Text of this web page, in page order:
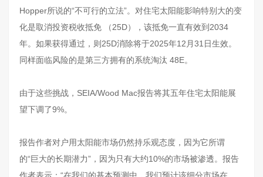
Hopper所说的“不可行的立法”。对住宅太阳能影响特别大的变
化是取消投资税收抵免 （25D），该抵免一直有效到2034
年。如果获得通过，则25D消除将于2025年12月31日生效。
同样面临风险的是第三方拥有的系统淘汰 48E。
由于这些挑战，SEIA/Wood Mac报告将其五年住宅太阳能展
望下调了9%。
报告作者对户用太阳能市场仍然持乐观态度，因为它所谓
的“巨大的长期潜力”，因为只有大约10%的市场被渗透。报告